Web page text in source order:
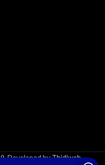
Developed byThidiweb